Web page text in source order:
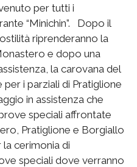
per tutti i
“Minichin”. Dopo il
riprenderanno la
e dopo una
la carovana del
i parziali di Pratiglione
in assistenza che
speciali affrontate
Pratiglione e Borgiallo
la cerimonia di
speciali dove verranno